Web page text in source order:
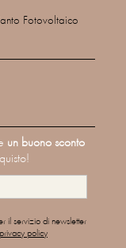
Fotovoltaico
un buono sconto
il servizio di newsletter
privacy policy